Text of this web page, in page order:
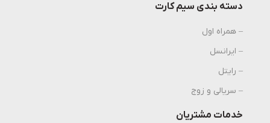
دسته بندی سیم کارت
– همراه اول
– ایرانسل
– رایتل
– سریالی و زوج
خدمات مشتریان